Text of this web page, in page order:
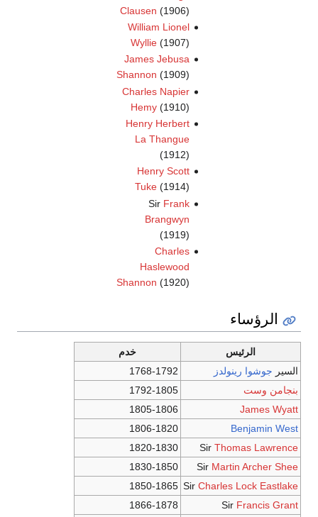
Clausen (1906)
William Lionel
Wyllie(1907)
James Jebusa
Shannon (1909)
Charles Napier
Hemy(1910)
Henry Herbert
La Thangue
(1912)
Henry Scott
Tuke(1914)
Sir Frank
Brangwyn
(1919)
Charles
Haslewood
Shannon (1920)
الرؤساء
الرئيس
خدم
السير جوشوا رينولدز
1768-1792
بنجامن وست
1792-1805
James Wyatt
1805-1806
Benjamin West
1806-1820
SirThomas Lawrence
1820-1830
Sir Martin Archer Shee
1830-1850
SirCharles Lock Eastlake
1850-1865
Sir Francis Grant
1866-1878